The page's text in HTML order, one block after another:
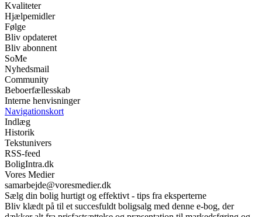
Kvaliteter
Hjælpemidler
Følge
Bliv opdateret
Bliv abonnent
SoMe
Nyhedsmail
Community
Beboerfællesskab
Interne henvisninger
Navigationskort
Indlæg
Historik
Tekstunivers
RSS-feed
BoligIntra.dk
Vores Medier
samarbejde@voresmedier.dk
Sælg din bolig hurtigt og effektivt - tips fra eksperterne
Bliv klædt på til et succesfuldt boligsalg med denne e-bog, der